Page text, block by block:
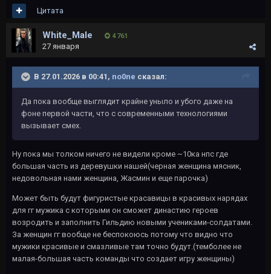
Цитата
White_Male 4 761
27 января
В 27.01.2026 в 00:41, no0ne сказал:
Да пока вообще выглядит крайне уныло и убого даже на
фоне первой части, что с современными технологиями
вызывает смех.
Ну пока мы толком ничего не видели кроме ~10ка нпс где
большая часть из деревушки нашей(черная женщина мясник,
недовольная нами женщина, Жасмин и еще парочка)
Может быть будут фигуристые красавицы в красивых нарядах
для гг мужика с которыми он сможет династию героев
возродить и заполнить Гильдию новыми учениками-солдатами.
За женщин гг вообще не беспокоюсь потому что видно что
мужики красивые и смазливые там точно будут.(темболее не
малая-большая часть команды что создает игру женщины)